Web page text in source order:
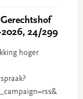
2026, 24/299
hoger